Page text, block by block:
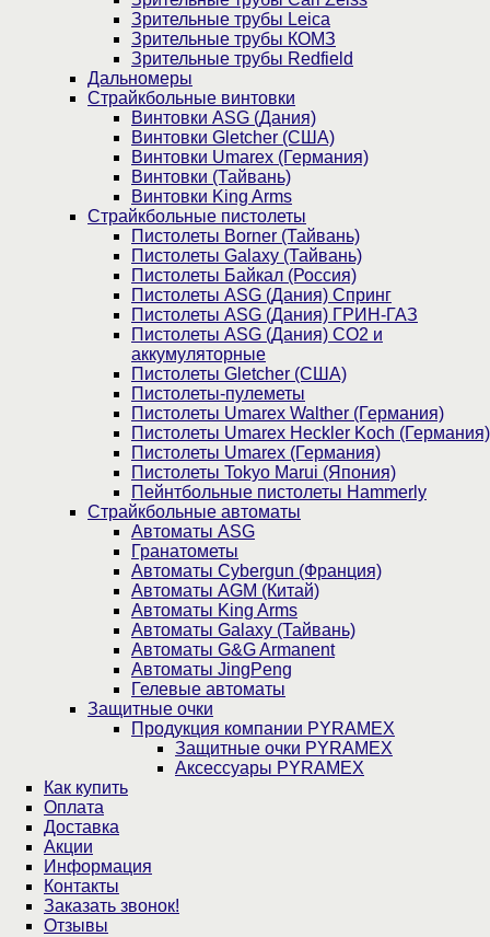
Зрительные трубы Leica
Зрительные трубы КОМЗ
Зрительные трубы Redfield
Дальномеры
Страйкбольные винтовки
Винтовки ASG (Дания)
Винтовки Gletcher (США)
Винтовки Umarex (Германия)
Винтовки (Тайвань)
Винтовки King Arms
Страйкбольные пистолеты
Пистолеты Borner (Тайвань)
Пистолеты Galaxy (Тайвань)
Пистолеты Байкал (Россия)
Пистолеты ASG (Дания) Спринг
Пистолеты ASG (Дания) ГРИН-ГАЗ
Пистолеты ASG (Дания) CO2 и
аккумуляторные
Пистолеты Gletcher (США)
Пистолеты-пулеметы
Пистолеты Umarex Walther (Германия)
Пистолеты Umarex Heckler Koch (Германия)
Пистолеты Umarex (Германия)
Пистолеты Tokyo Marui (Япония)
Пейнтбольные пистолеты Hammerly
Страйкбольные автоматы
Автоматы ASG
Гранатометы
Автоматы Cybergun (Франция)
Автоматы AGM (Китай)
Автоматы King Arms
Автоматы Galaxy (Тайвань)
Автоматы G&G Armanent
Автоматы JingPeng
Гелевые автоматы
Защитные очки
Продукция компании PYRAMEX
Защитные очки PYRAMEX
Аксессуары PYRAMEX
Как купить
Оплата
Доставка
Акции
Информация
Контакты
Заказать звонок!
Отзывы